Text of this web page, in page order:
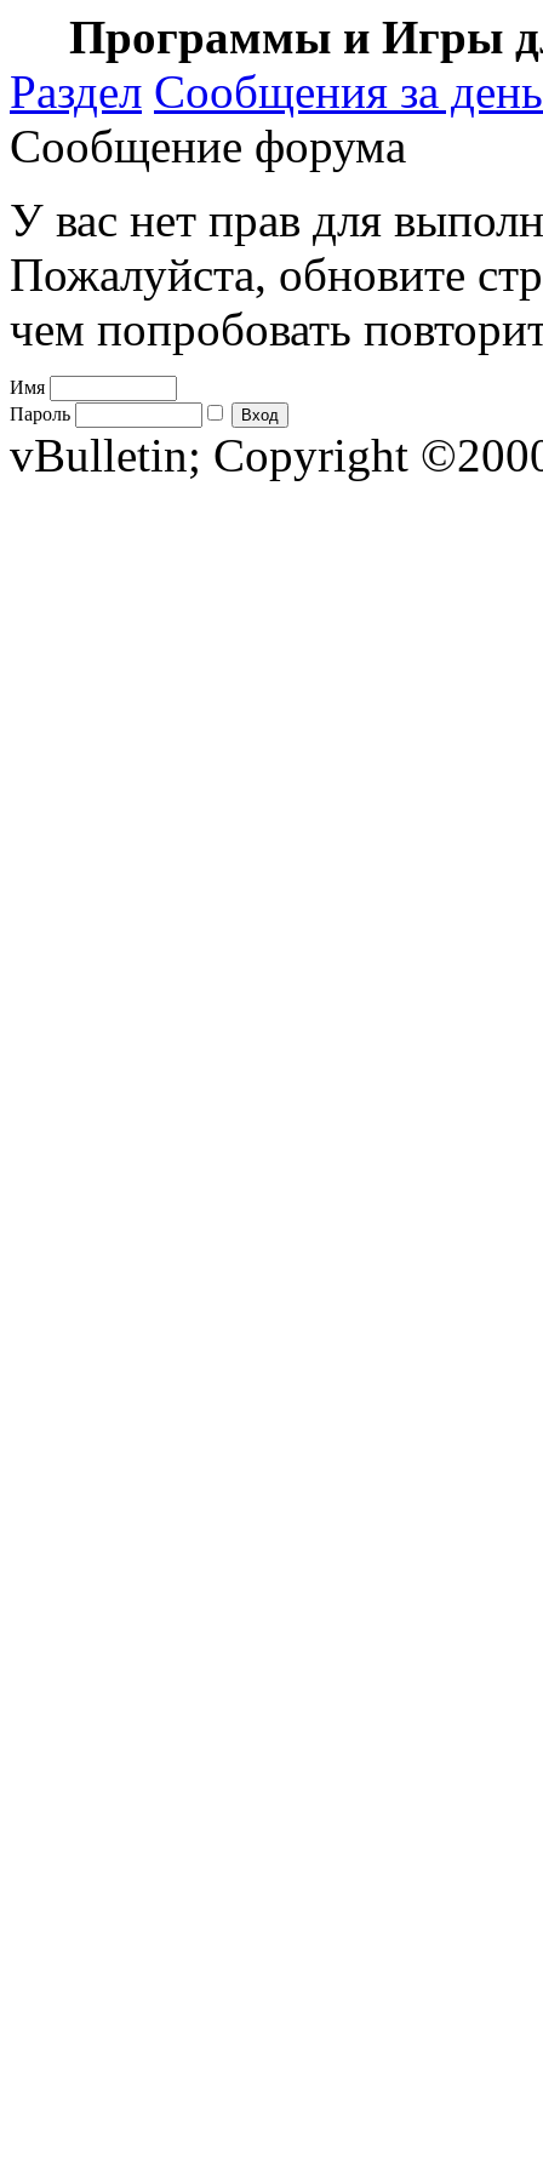
Программы и Игры
Раздел Сообщения за день
Сообщение форума
У вас нет прав для
Пожалуйста, обновите
чем попробовать
Имя
Пароль
vBulletin; Copyright